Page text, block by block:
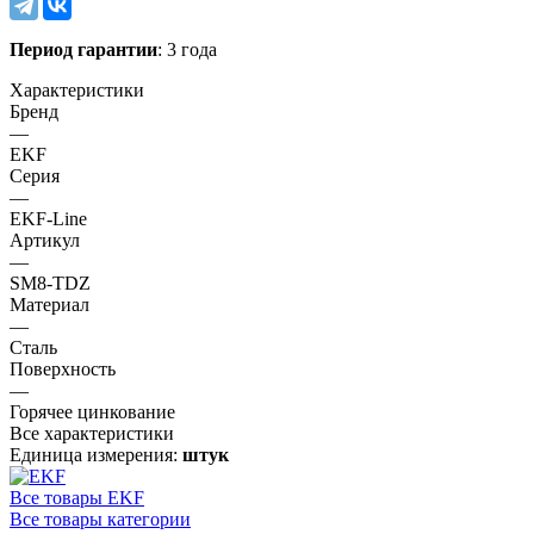
Период гарантии: 3 года
Характеристики
Бренд
—
EKF
Серия
—
EKF-Line
Артикул
—
SM8-TDZ
Материал
—
Сталь
Поверхность
—
Горячее цинкование
Все характеристики
Единица измерения: штук
Все товары EKF
Все товары категории